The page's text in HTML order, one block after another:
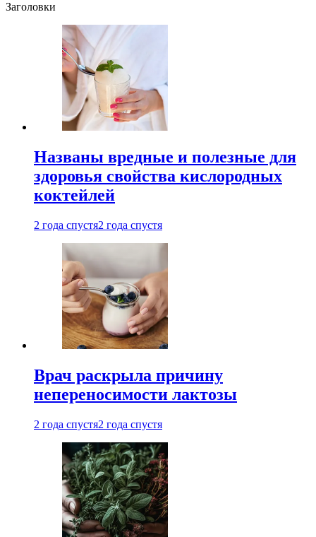
Заголовки
Названы вредные и полезные для
здоровья свойства кислородных
коктейлей
2 года спустя2 года спустя
Врач раскрыла причину
непереносимости лактозы
2 года спустя2 года спустя